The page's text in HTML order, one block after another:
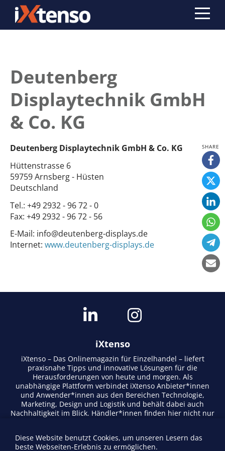
Deutenberg
Displaytechnik GmbH
& Co. KG
Deutenberg Displaytechnik GmbH & Co. KG
Hüttenstrasse 6
59759 Arnsberg - Hüsten
Deutschland
Tel.: +49 2932 - 96 72 - 0
Fax: +49 2932 - 96 72 - 56
E-Mail: info@deutenberg-displays.de
Internet: www.deutenberg-displays.de
iXtenso
iXtenso – Das Onlinemagazin für Einzelhandel – liefert
praxisnahe Tipps und innovative Lösungen für die
Herausforderungen von heute und morgen. Als
unabhängige Plattform verbindet iXtenso Anbieter*innen
und Anwender*innen aus den Bereichen Technologie,
Marketing, Design und Logistik und behält dabei auch
Nachhaltigkeit im Blick. Händler*innen finden hier nicht nur
lebendigen Schreibstil und relevantem Content fördert das
Diese Website benutzt Cookies, um unseren Lesern das
beste Webseiten-Erlebnis zu ermöglichen.